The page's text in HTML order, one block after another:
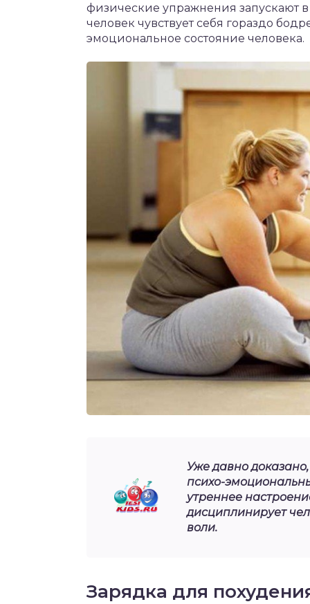
физические упражнения запускают
человек чувствует себя гораздо
эмоциональное состояние человека.
Уже давно
психо-
утреннее
дисциплинирует
воли.
Зарядка для